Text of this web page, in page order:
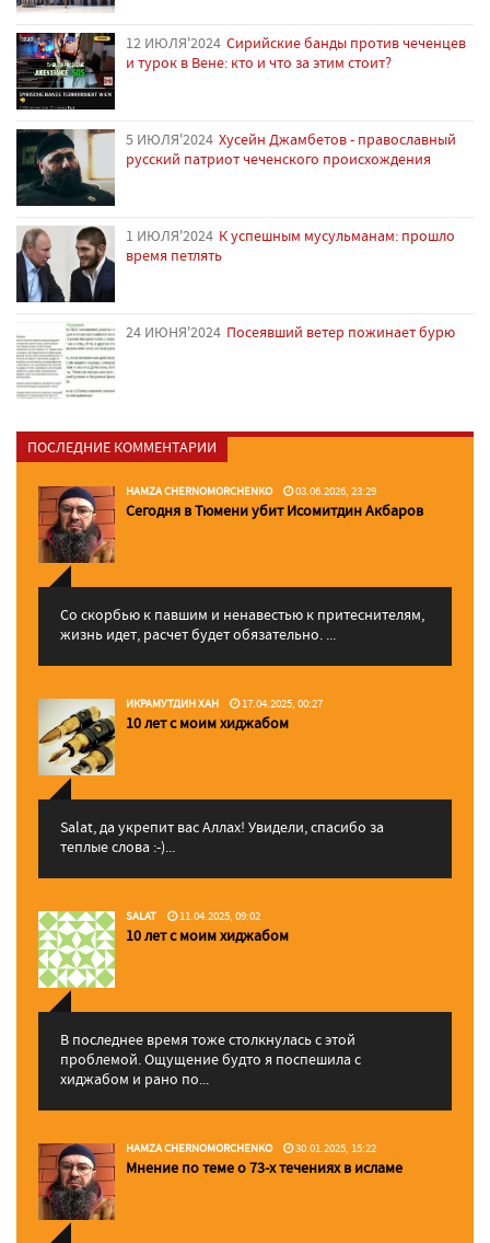
12 ИЮЛЯ'2024 Сирийские банды против чеченцев
и турок в Вене: кто и что за этим стоит?
5 ИЮЛЯ'2024 Хусейн Джамбетов - православный
русский патриот чеченского происхождения
1 ИЮЛЯ'2024 К успешным мусульманам: прошло
время петлять
24 ИЮНЯ'2024 Посеявший ветер пожинает бурю
ПОСЛЕДНИЕ КОММЕНТАРИИ
HAMZA CHERNOMORCHENKO 03.06.2026, 23:29
Сегодня в Тюмени убит Исомитдин Акбаров
Со скорбью к павшим и ненавестью к притеснителям,
жизнь идет, расчет будет обязательно. ...
ИКРАМУТДИН ХАН 17.04.2025, 00:27
10 лет с моим хиджабом
Salat, да укрепит вас Аллаx! Увидели, спасибо за
теплые слова :-)...
SALAT 11.04.2025, 09:02
10 лет с моим хиджабом
В последнее время тоже столкнулась с этой
проблемой. Ощущение будто я поспешила с
хиджабом и рано по...
HAMZA CHERNOMORCHENKO 30.01.2025, 15:22
Мнение по теме о 73-х течениях в исламе